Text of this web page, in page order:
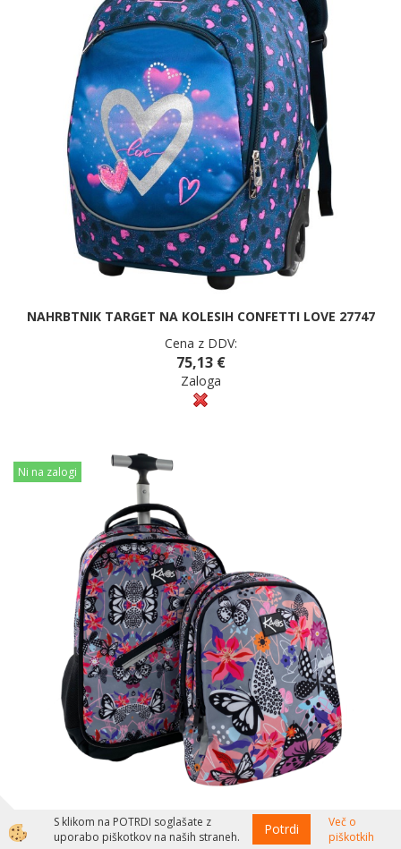
NAHRBTNIK TARGET NA KOLESIH CONFETTI LOVE 27747
Cena z DDV:
75,13 €
Zaloga
Ni na zalogi
TROLLEY KAOS 2 V 1 MAGIC
S klikom na POTRDI soglašate z
uporabo piškotkov na naših straneh.
Potrdi
Več o
piškotkih